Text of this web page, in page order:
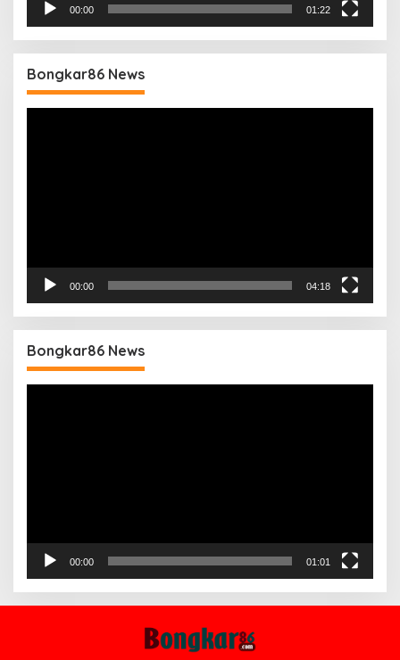
00:00 01:22
Bongkar86 News
00:00 04:18
Bongkar86 News
00:00 01:01